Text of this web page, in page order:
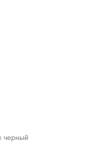
черный